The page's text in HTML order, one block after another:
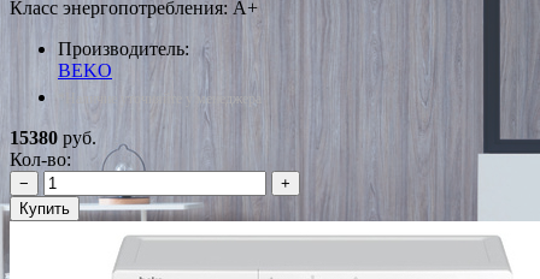
Класс энергопотребления: A+
Производитель:
BEKO
*Наличие уточняйте у менеджера
15380 руб.
Кол-во:
−
+
Купить